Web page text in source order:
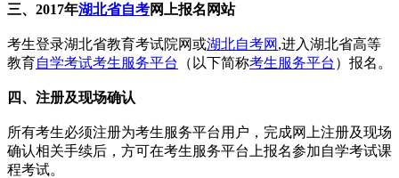
三、 2017年湖北省自考网上报名网站
考生登录湖北省教育考试院网或湖北自考网 ,进入湖北省高等
教育自学考试考生服务平台 （以下简称考生服务平台 ）报名。
四、注册及现场确认
所有考生必须注册为考生服务平台用户，完成网上注册及现场
确认相关手续后，方可在考生服务平台上报名参加自学考试课
程考试。